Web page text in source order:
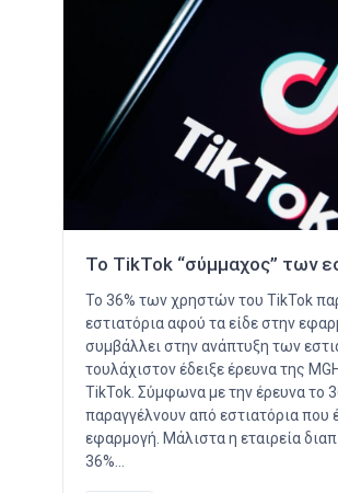
Το TikTok “σύμμαχος” των
Το 36% των χρηστών του TikTok
εστιατόρια αφού τα είδε στην
συμβάλλει στην ανάπτυξη των
τουλάχιστον έδειξε έρευνα της
TikTok. Σύμφωνα με την έρευνα το
παραγγέλνουν από εστιατόρια που
εφαρμογή. Μάλιστα η εταιρεία
36%…